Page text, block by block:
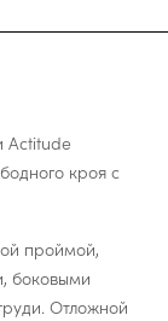
Actitude
кроя с
проймой,
боковыми
Отложной